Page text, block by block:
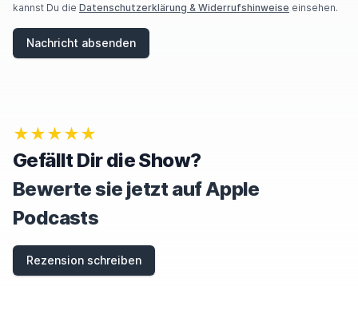
kannst Du die Datenschutzerklärung & Widerrufshinweise einsehen.
Nachricht absenden
★★★★★
Gefällt Dir die Show?
Bewerte sie jetzt auf Apple
Podcasts
Rezension schreiben